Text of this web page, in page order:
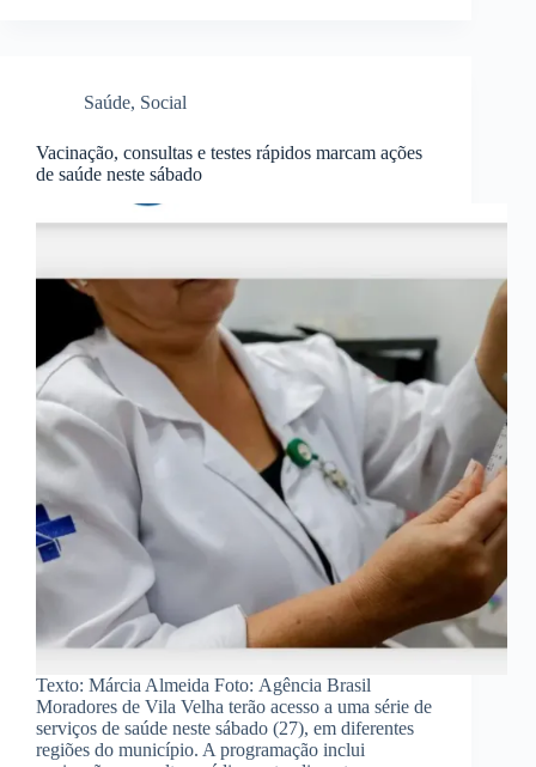
Saúde, Social
Vacinação, consultas e testes rápidos marcam ações
de saúde neste sábado
Texto: Márcia Almeida Foto: Agência Brasil
Moradores de Vila Velha terão acesso a uma série de
serviços de saúde neste sábado (27), em diferentes
regiões do município. A programação inclui